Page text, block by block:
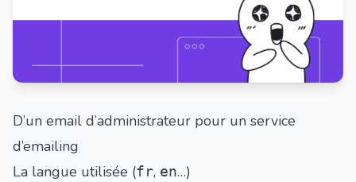
D’un email d’administrateur pour un service
d’emailing
La langue utilisée (fr, en…)